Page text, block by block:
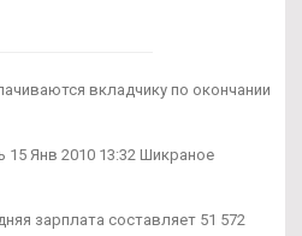
вкладчику по окончании
Янв 2010 13:32 Шикраное
зарплата составляет 51 572